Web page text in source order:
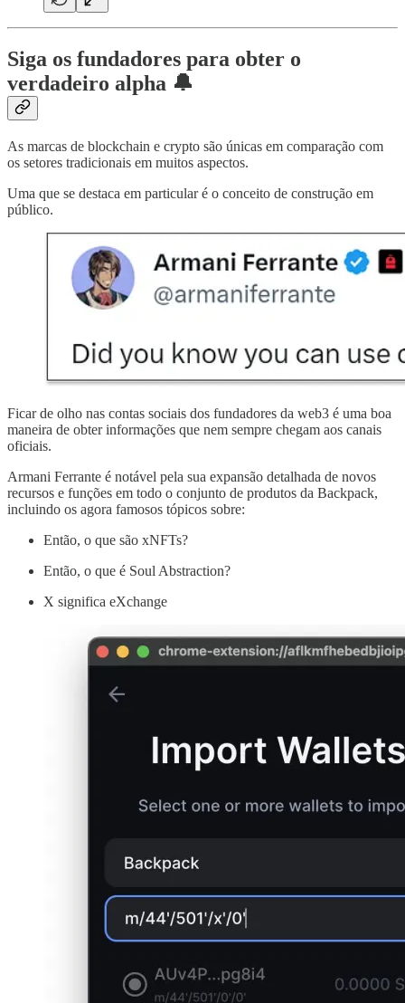
Siga os fundadores para obter o
verdadeiro alpha 🔔
As marcas de blockchain e crypto são únicas em comparação com
os setores tradicionais em muitos aspectos.
Uma que se destaca em particular é o conceito de construção em
público.
Ficar de olho nas contas sociais dos fundadores da web3 é uma boa
maneira de obter informações que nem sempre chegam aos canais
oficiais.
Armani Ferrante é notável pela sua expansão detalhada de novos
recursos e funções em todo o conjunto de produtos da Backpack,
incluindo os agora famosos tópicos sobre:
Então, o que são xNFTs?
Então, o que é Soul Abstraction?
X significa eXchange